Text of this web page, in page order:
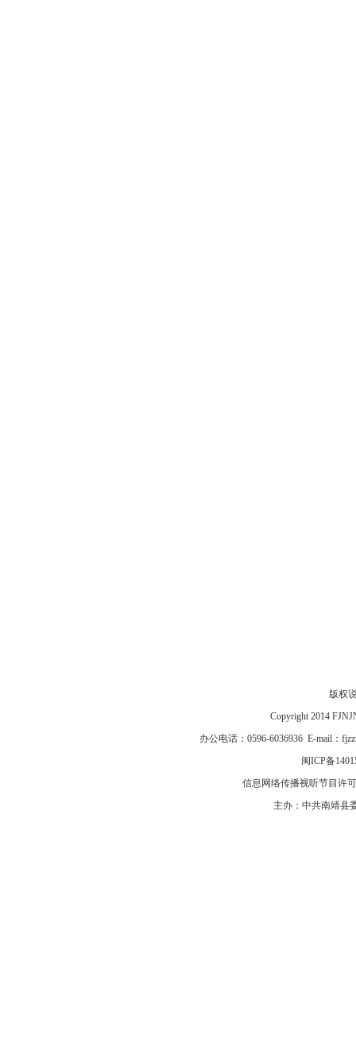
版权
Copyright 2014
办公电话：0596-6036936 E-mail：
闽ICP备
信息网络传播视听节目许
主办：中共南靖县